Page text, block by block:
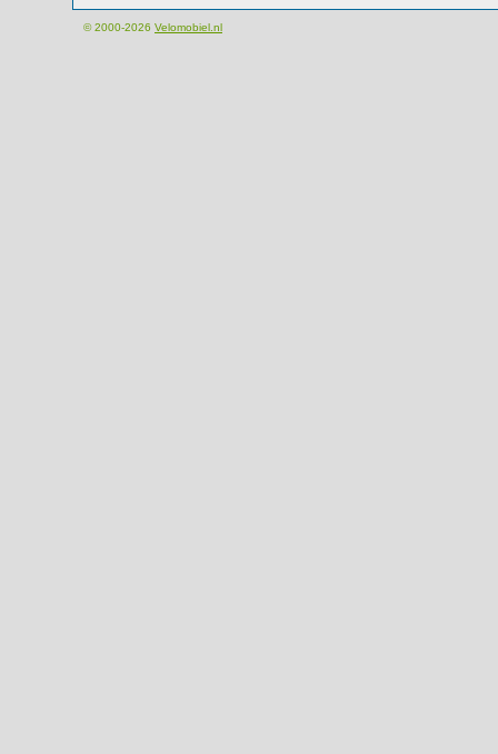
© 2000-2026 Velomobiel.nl